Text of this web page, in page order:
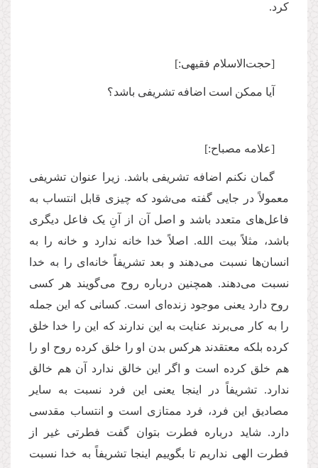
کرد.
[حجت‌الاسلام فقیهی:]
آیا ممکن است اضافه تشریفی باشد؟
[علامه مصباح:]
گمان نکنم اضافه تشریفی باشد. زیرا عنوان تشریفی
معمولاً‌ در جایی گفته می‌شود که چیزی قابل انتساب به
فاعل‌های متعدد باشد و اصل آن از آنِ یک فاعل دیگری
باشد، مثلاً بیت الله. اصلاً خدا خانه ندارد و خانه را به
انسان‌ها نسبت می‌دهند و بعد تشریفاً‌ خانه‌ای را به خدا
نسبت می‌دهند. همچنین درباره روح می‌گویند هر کسی
روح دارد یعنی موجود زنده‌ای است. کسانی که این جمله
را به کار می‌برند عنایت به این ندارند که این را خدا خلق
کرده بلکه معتقدند هرکس بدن او را خلق کرده روح او را
هم خلق کرده است و اگر این خالق ندارد آن هم خالق
ندارد. تشریفاً در اینجا یعنی این فرد نسبت به سایر
مصادیق این فرد، فرد ممتازی است و انتساب مقدسی
دارد. شاید درباره فطرت بتوان گفت فطرتی غیر از
فطرت الهی نداریم تا بگوییم اینجا تشریفاً‌ به خدا نسبت